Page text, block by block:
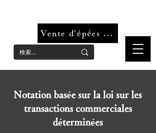
Vente d'épées
Notation basée sur la loi sur les
transactions commerciales
déterminées